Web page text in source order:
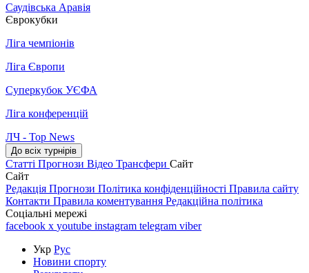
Саудівська Аравія
Єврокубки
Ліга чемпіонів
Ліга Європи
Суперкубок УЄФА
Ліга конференцій
ЛЧ - Top News
До всіх турнірів
Статті Прогнози Відео Трансфери Сайт
Сайт
Редакція Прогнози Політика конфіденційності Правила сайту
Контакти Правила коментування Редакційна політика
Соціальні мережі
facebook x youtube instagram telegram viber
Укр Рус
Новини спорту